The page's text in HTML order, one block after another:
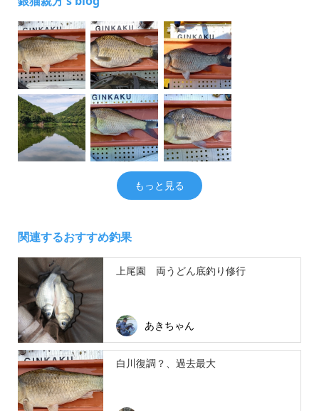
もっと見る
関連するおすすめ釣果
上尾園 両うどん底釣り修行
あきちゃん
白川復調？、過去最大